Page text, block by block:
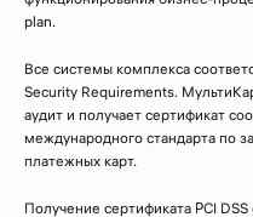
plan.
Все системы комплекса
Security Requirements.
аудит и получает сертификат
международного стандарта по
платежных карт.
Получение сертификата PCI